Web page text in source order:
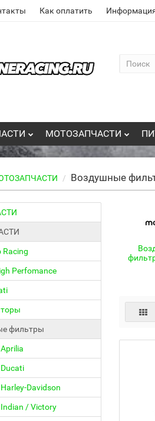
Как оплатить
МОТОЗАПЧАСТИ
Воздушные
Racing
Perfomance
фильтры
Davidson
/ Victory